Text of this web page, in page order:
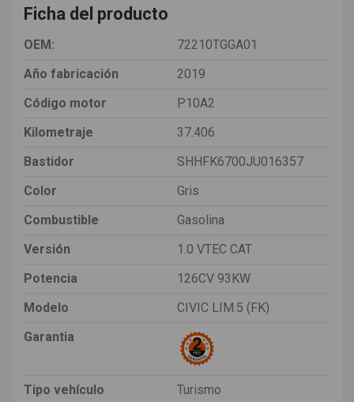
Ficha del producto
OEM:
72210TGGA01
Año fabricación
2019
Código motor
P10A2
Kilometraje
37.406
Bastidor
SHHFK6700JU016357
Color
Gris
Combustible
Gasolina
Versión
1.0 VTEC CAT
Potencia
126CV 93KW
Modelo
CIVIC LIM.5 (FK)
Garantia
Tipo vehículo Turismo